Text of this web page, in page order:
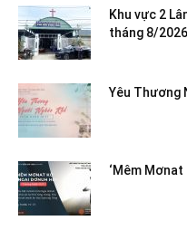
Khu vực 2
tháng 8/2026
Yêu Thương
‘Mêm